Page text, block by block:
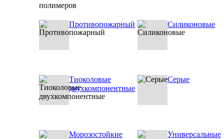
Противопожарный Силиконовые
Тиоколовые
двухкомпонентные
Серые
Морозостойкие Универсальные